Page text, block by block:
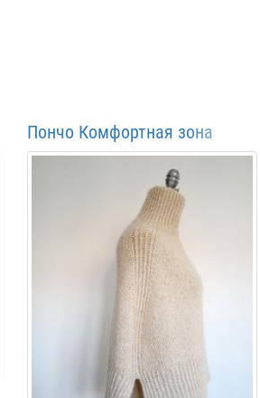
Пончо Комфортная зона